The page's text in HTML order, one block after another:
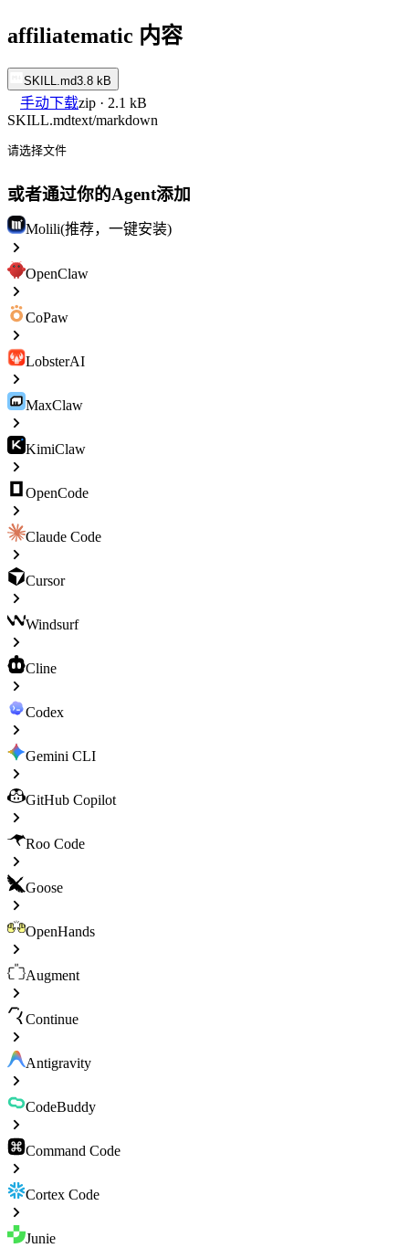
affiliatematic 内容
SKILL.md3.8 kB
手动下载zip · 2.1 kB
SKILL.mdtext/markdown
请选择文件
或者通过你的Agent添加
Molili(推荐，一键安装)
OpenClaw
CoPaw
LobsterAI
MaxClaw
KimiClaw
OpenCode
Claude Code
Cursor
Windsurf
Cline
Codex
Gemini CLI
GitHub Copilot
Roo Code
Goose
OpenHands
Augment
Continue
Antigravity
CodeBuddy
Command Code
Cortex Code
Junie